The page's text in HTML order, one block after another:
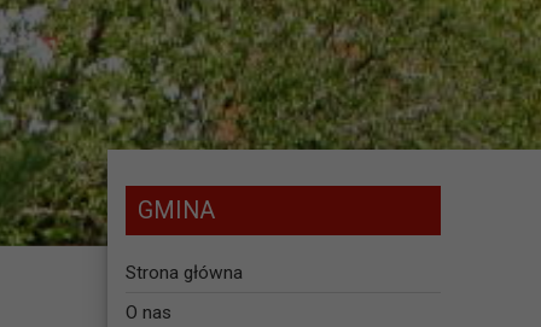
GMINA
Strona główna
O nas